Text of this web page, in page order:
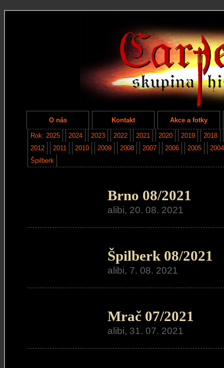
O nás Kontakt Akce a fotky
Rok: 2025 2024 2023 2022 2021 2020 2019
2018
2012
2011 2010 2009 2008 2007 2006 2005
2004
Špilberk
Brno 08/2021
alibi, 20. 08. 2021
Špilberk 08/2021
alibi, 7. 08. 2021
Mrač 07/2021
alibi, 31. 07. 2021